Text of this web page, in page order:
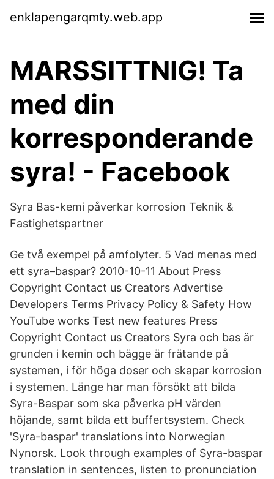
enklapengarqmty.web.app
MARSSITTNIG! Ta
med din
korresponderande
syra! - Facebook
Syra Bas-kemi påverkar korrosion Teknik &
Fastighetspartner
Ge två exempel på amfolyter. 5 Vad menas med
ett syra–baspar? 2010-10-11 About Press
Copyright Contact us Creators Advertise
Developers Terms Privacy Policy & Safety How
YouTube works Test new features Press
Copyright Contact us Creators Syra och bas är
grunden i kemin och bägge är frätande på
systemen, i för höga doser och skapar korrosion
i systemen. Länge har man försökt att bilda
Syra-Baspar som ska påverka pH värden
höjande, samt bilda ett buffertsystem. Check
'Syra-baspar' translations into Norwegian
Nynorsk. Look through examples of Syra-baspar
translation in sentences, listen to pronunciation